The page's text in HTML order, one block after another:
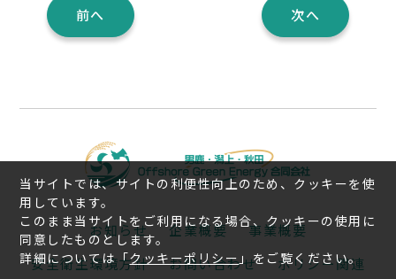
前へ 次へ
当サイトでは、サイトの利便性向上のため、クッキーを使
用しています。
このまま当サイトをご利用になる場合、クッキーの使用に
同意したものとします。
詳細については「クッキーポリシー 」をご覧ください。
お知らせ 企業概要
事業概要
安全衛生環境方針
お問い合わせ ポリシー関連